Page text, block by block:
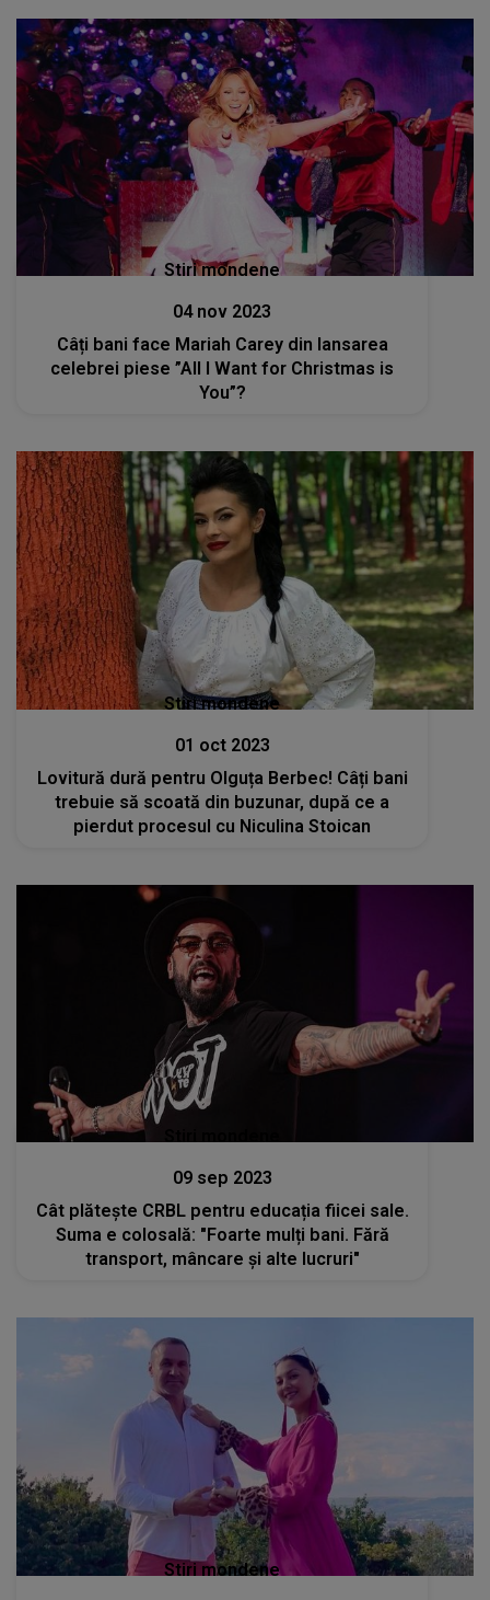
Stiri mondene
04 nov 2023
Câți bani face Mariah Carey din lansarea
celebrei piese ”All I Want for Christmas is
You”?
Stiri mondene
01 oct 2023
Lovitură dură pentru Olguța Berbec! Câți bani
trebuie să scoată din buzunar, după ce a
pierdut procesul cu Niculina Stoican
09 sep 2023
Cât plătește CRBL pentru educația fiicei sale.
Suma e colosală: "Foarte mulți bani. Fără
transport, mâncare și alte lucruri"
Stiri mondene